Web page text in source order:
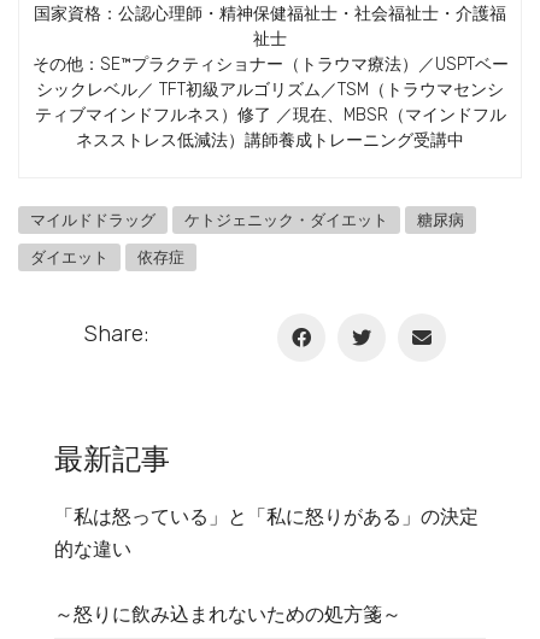
国家資格：公認心理師・精神保健福祉士・社会福祉士・介護福
祉士
その他：SE™プラクティショナー（トラウマ療法）／USPTベー
シックレベル／ TFT初級アルゴリズム／TSM（トラウマセンシ
ティブマインドフルネス）修了 ／現在、MBSR（マインドフル
ネスストレス低減法）講師養成トレーニング受講中
マイルドドラッグ ケトジェニック・ダイエット 糖尿病
ダイエット 依存症
Share:
最新記事
「私は怒っている」と「私に怒りがある」の決定
的な違い
～怒りに飲み込まれないための処方箋～